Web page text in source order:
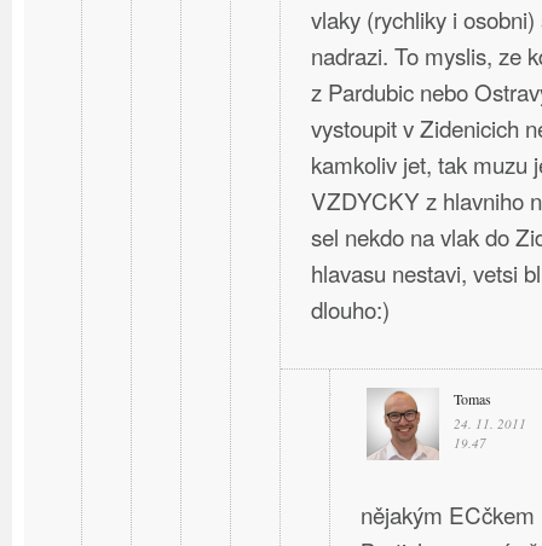
vlaky (rychliky i
nadrazi. To myslis, ze
z Pardubic nebo
vystoupit v Zidenicich
kamkoliv jet, tak muzu
VZDYCKY z hlavniho
sel nekdo na vlak do
hlavasu nestavi, vetsi
dlouho:)
Tomas
24. 11. 2011
19.47
nějakým